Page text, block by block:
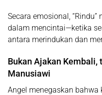
Secara emosional,
dalam mencintai—ketika
antara merindukan dan
Bukan Ajakan Kembali,
Manusiawi
Angel menegaskan